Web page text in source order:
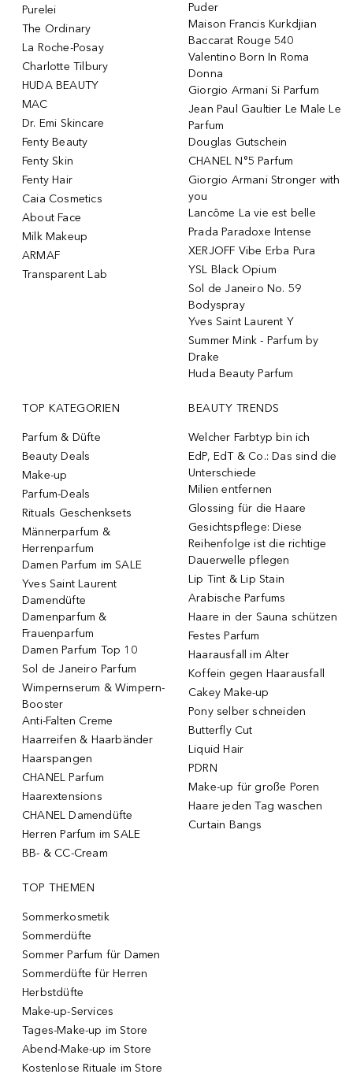
Purelei
The Ordinary
La Roche-Posay
Charlotte Tilbury
HUDA BEAUTY
MAC
Dr. Emi Skincare
Fenty Beauty
Fenty Skin
Fenty Hair
Caia Cosmetics
About Face
Milk Makeup
ARMAF
Transparent Lab
Puder
Maison Francis Kurkdjian
Baccarat Rouge 540
Valentino Born In Roma
Donna
Giorgio Armani Si Parfum
Jean Paul Gaultier Le Male Le
Parfum
Douglas Gutschein
CHANEL N°5 Parfum
Giorgio Armani Stronger with
you
Lancôme La vie est belle
Prada Paradoxe Intense
XERJOFF Vibe Erba Pura
YSL Black Opium
Sol de Janeiro No. 59
Bodyspray
Yves Saint Laurent Y
Summer Mink - Parfum by
Drake
Huda Beauty Parfum
TOP KATEGORIEN
Parfum & Düfte
Beauty Deals
Make-up
Parfum-Deals
Rituals Geschenksets
Männerparfum &
Herrenparfum
Damen Parfum im SALE
Yves Saint Laurent
Damendüfte
Damenparfum &
Frauenparfum
Damen Parfum Top 10
Sol de Janeiro Parfum
Wimpernserum & Wimpern-
Booster
Anti-Falten Creme
Haarreifen & Haarbänder
Haarspangen
CHANEL Parfum
Haarextensions
CHANEL Damendüfte
Herren Parfum im SALE
BB- & CC-Cream
BEAUTY TRENDS
Welcher Farbtyp bin ich
EdP, EdT & Co.: Das sind die
Unterschiede
Milien entfernen
Glossing für die Haare
Gesichtspflege: Diese
Reihenfolge ist die richtige
Dauerwelle pflegen
Lip Tint & Lip Stain
Arabische Parfums
Haare in der Sauna schützen
Festes Parfum
Haarausfall im Alter
Koffein gegen Haarausfall
Cakey Make-up
Pony selber schneiden
Butterfly Cut
Liquid Hair
PDRN
Make-up für große Poren
Haare jeden Tag waschen
Curtain Bangs
TOP THEMEN
Sommerkosmetik
Sommerdüfte
Sommer Parfum für Damen
Sommerdüfte für Herren
Herbstdüfte
Make-up-Services
Tages-Make-up im Store
Abend-Make-up im Store
Kostenlose Rituale im Store